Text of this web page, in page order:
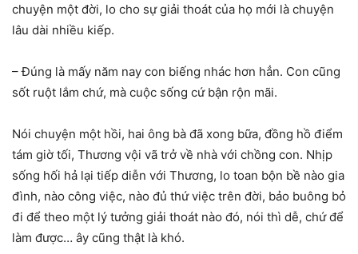
chuyện một đời, lo cho sự giải thoát của họ mới là chuyện
lâu dài nhiều kiếp.
– Đúng là mấy năm nay con biếng nhác hơn hẳn. Con cũng
sốt ruột lắm chứ, mà cuộc sống cứ bận rộn mãi.
Nói chuyện một hồi, hai ông bà đã xong bữa, đồng hồ điểm
tám giờ tối, Thương vội vã trở về nhà với chồng con. Nhịp
sống hối hả lại tiếp diễn với Thương, lo toan bộn bề nào gia
đình, nào công việc, nào đủ thứ việc trên đời, bảo buông bỏ
đi để theo một lý tưởng giải thoát nào đó, nói thì dễ, chứ để
làm được… ây cũng thật là khó.